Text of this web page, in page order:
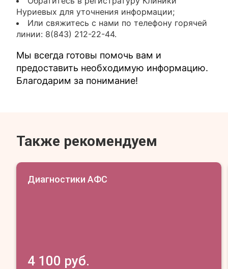
Нуриевых для уточнения информации;
Или свяжитесь с нами по телефону горячей
линии: 8(843) 212-22-44.
Мы всегда готовы помочь вам и
предоставить необходимую информацию.
Благодарим за понимание!
Также рекомендуем
Диагностики АФС
4 100 руб.